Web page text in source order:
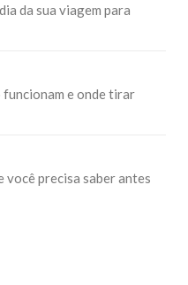
da sua viagem para
e onde tirar
você precisa saber antes